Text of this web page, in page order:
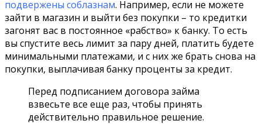
подвержены соблазнам. Например, если не можете
зайти в магазин и выйти без покупки – то кредитки
загонят вас в постоянное «рабство» к банку. То есть
вы спустите весь лимит за пару дней, платить будете
минимальными платежами, и с них же брать снова на
покупки, выплачивая банку проценты за кредит.
Перед подписанием договора займа
взвесьте все еще раз, чтобы принять
действительно правильное решение.